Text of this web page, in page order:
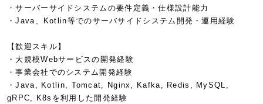
・サーバーサイドシステムの要件定義・仕様設計能力
・Java、Kotlin等でのサーバサイドシステム開発・運用経験
【歓迎スキル】
・大規模Webサービスの開発経験
・事業会社でのシステム開発経験
・Java, Kotlin, Tomcat, Nginx, Kafka, Redis, MySQL,
gRPC, K8sを利用した開発経験